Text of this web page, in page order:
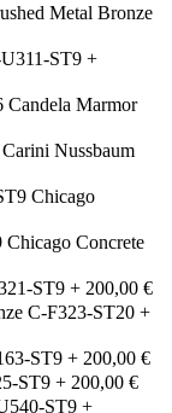
Metal Bronze
ST9 +
Candela Marmor
Carini Nussbaum
Chicago
Chicago Concrete
ST9 + 200,00 €
C-F323-ST20 +
ST9 + 200,00 €
ST9 + 200,00 €
ST9 +